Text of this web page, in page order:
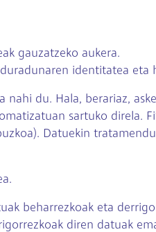
gauzatzeko aukera.
identitatea eta
nahi du. Hala, berariaz,
sartuko direla.
Datuekin
beharrezkoak eta
diren datuak